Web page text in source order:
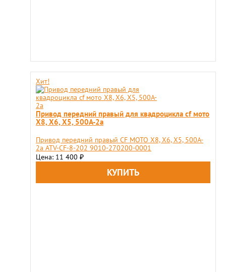
Хит!
Привод передний правый для квадроцикла cf мото
X8, X6, X5, 500A-2a
Привод передний правый CF MOTO X8, X6, X5, 500A-
2a ATV-CF-8-202 9010-270200-0001
Цена: 11 400 ₽